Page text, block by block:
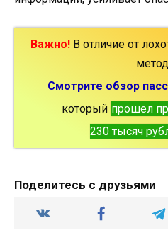
Важно!В отличие от
Смотрите обзор
который прошел
230 тысяч
Поделитесь с друзьями